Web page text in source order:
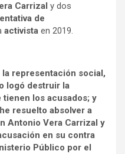
Carrizal y dos
de
activista en 2019.
representación social,
logó destruir la
los acusados; y
resuelto absolver a
Antonio Vera Carrizal y
en su contra
Público por el